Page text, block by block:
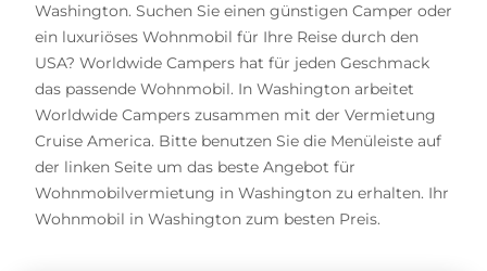
Washington. Suchen Sie einen günstigen Camper oder
ein luxuriöses Wohnmobil für Ihre Reise durch den
USA? Worldwide Campers hat für jeden Geschmack
das passende Wohnmobil. In Washington arbeitet
Worldwide Campers zusammen mit der Vermietung
Cruise America. Bitte benutzen Sie die Menüleiste auf
der linken Seite um das beste Angebot für
Wohnmobilvermietung in Washington zu erhalten. Ihr
Wohnmobil in Washington zum besten Preis.